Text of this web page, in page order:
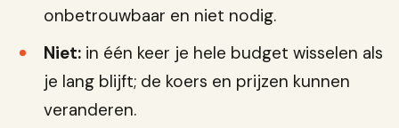
onbetrouwbaar en niet nodig.
Niet:in één keer je hele budget wisselen als
je lang blijft; de koers en prijzen kunnen
veranderen.